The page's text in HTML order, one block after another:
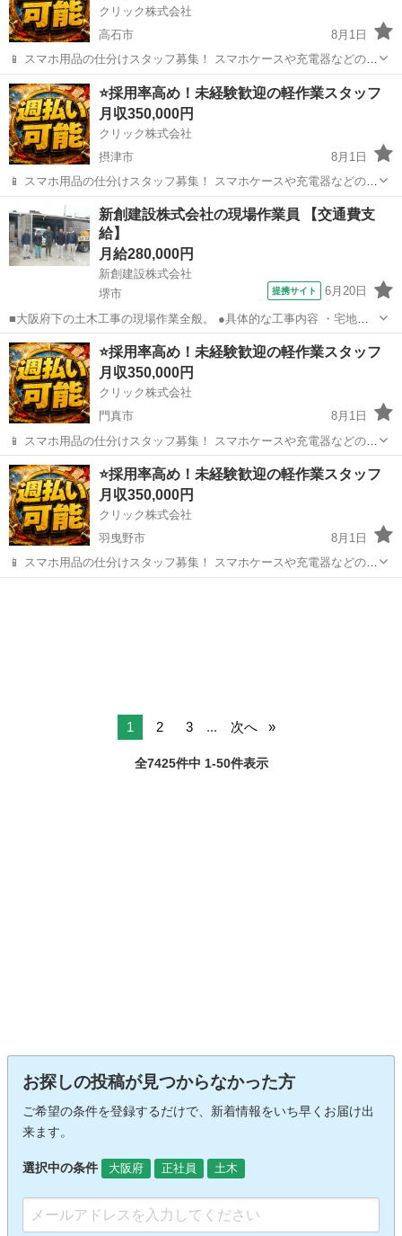
クリック株式会社
高石市
8月1日
📱 スマホ用品の仕分けスタッフ募集！ スマホケースや充電器などの仕
分け・検品を行うシンプルなお仕事です♪
━━━━━━━━━━━━━━━━ 📲 ご応募はこちら（24時間受付
中） https://lin.ee/...
大阪 高石市 その他
⭐採用率高め！未経験歓迎の軽作業スタッフ
月収350,000円
クリック株式会社
摂津市
8月1日
📱 スマホ用品の仕分けスタッフ募集！ スマホケースや充電器などの仕
分け・検品を行うシンプルなお仕事です♪
━━━━━━━━━━━━━━━━ 📲 ご応募はこちら（24時間受付
中） https://lin.ee/...
摂津市 その他
新創建設株式会社の現場作業員 【交通費支
給】
月給280,000円
新創建設株式会社
堺市
提携サイト 6月20日
■大阪府下の土木工事の現場作業全般。 ●具体的な工事内容 ・宅地造
成（メイン） ・道路の舗装 ・河川工事 ・下水管の布設 ・管清掃・管
更生 ・水路浚渫（しゅんせつ）工事 ・その他 ▼まずは会社（事務
所）に出勤。 その後...
大阪 堺市 施工管理
⭐採用率高め！未経験歓迎の軽作業スタッフ
月収350,000円
クリック株式会社
門真市
8月1日
📱 スマホ用品の仕分けスタッフ募集！ スマホケースや充電器などの仕
分け・検品を行うシンプルなお仕事です♪
━━━━━━━━━━━━━━━━ 📲 ご応募はこちら（24時間受付
中） https://lin.ee/...
大阪 門真市 その他
⭐採用率高め！未経験歓迎の軽作業スタッフ
月収350,000円
クリック株式会社
羽曳野市
8月1日
📱 スマホ用品の仕分けスタッフ募集！ スマホケースや充電器などの仕
分け・検品を行うシンプルなお仕事です♪
1 2 3 ... 次へ
全7425件中 1-50件表示
お探しの投稿が見つからなかった方
ご希望の条件を登録するだけで、新着情報をいち早くお届け出
来ます。
選択中の条件 大阪府 正社員 土木